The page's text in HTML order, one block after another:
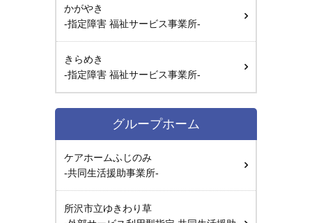
かがやき
-指定障害 福祉サービス事業所-
きらめき
-指定障害 福祉サービス事業所-
グループホーム
ケアホームふじのみ
-共同生活援助事業所-
所沢市立ゆきわり草